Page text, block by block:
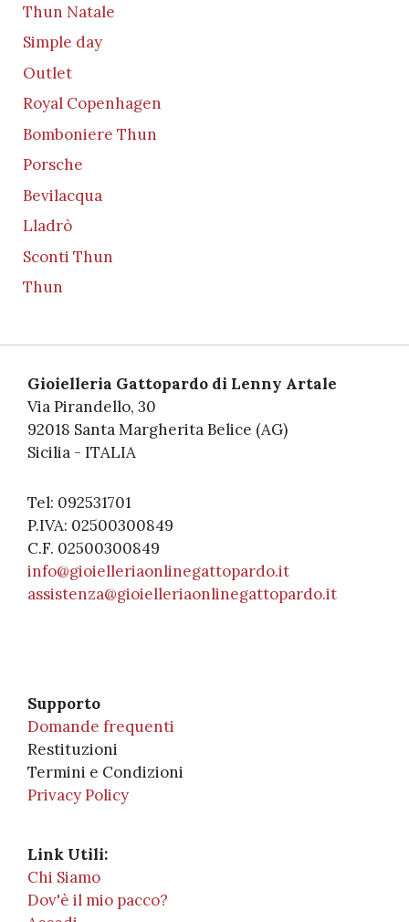
Thun Natale
Simple day
Outlet
Royal Copenhagen
Bomboniere Thun
Porsche
Bevilacqua
Lladrò
Sconti Thun
Thun
Gioielleria Gattopardo di Lenny Artale
Via Pirandello, 30
92018 Santa Margherita Belice (AG)
Sicilia - ITALIA
Tel: 092531701
P.IVA: 02500300849
C.F. 02500300849
info@gioielleriaonlinegattopardo.it
assistenza@gioielleriaonlinegattopardo.it
Supporto
Domande frequenti
Restituzioni
Termini e Condizioni
Privacy Policy
Link Utili:
Chi Siamo
Dov'è il mio pacco?